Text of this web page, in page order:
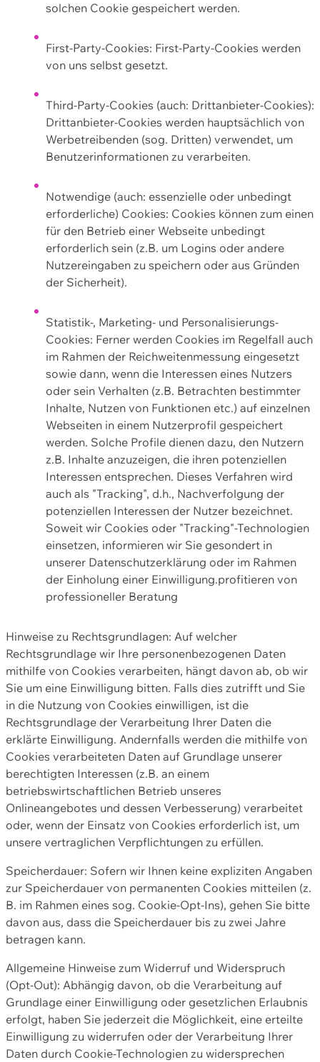
solchen Cookie gespeichert werden.
First-Party-Cookies: First-Party-Cookies werden
von uns selbst gesetzt.
Third-Party-Cookies (auch: Drittanbieter-Cookies):
Drittanbieter-Cookies werden hauptsächlich von
Werbetreibenden (sog. Dritten) verwendet, um
Benutzerinformationen zu verarbeiten.
Notwendige (auch: essenzielle oder unbedingt
erforderliche) Cookies: Cookies können zum einen
für den Betrieb einer Webseite unbedingt
erforderlich sein (z.B. um Logins oder andere
Nutzereingaben zu speichern oder aus Gründen
der Sicherheit).
Statistik-, Marketing- und Personalisierungs-
Cookies: Ferner werden Cookies im Regelfall auch
im Rahmen der Reichweitenmessung eingesetzt
sowie dann, wenn die Interessen eines Nutzers
oder sein Verhalten (z.B. Betrachten bestimmter
Inhalte, Nutzen von Funktionen etc.) auf einzelnen
Webseiten in einem Nutzerprofil gespeichert
werden. Solche Profile dienen dazu, den Nutzern
z.B. Inhalte anzuzeigen, die ihren potenziellen
Interessen entsprechen. Dieses Verfahren wird
auch als "Tracking", d.h., Nachverfolgung der
potenziellen Interessen der Nutzer bezeichnet.
Soweit wir Cookies oder "Tracking"-Technologien
einsetzen, informieren wir Sie gesondert in
unserer Datenschutzerklärung oder im Rahmen
der Einholung einer Einwilligung.profitieren von
professioneller Beratung
Hinweise zu Rechtsgrundlagen: Auf welcher
Rechtsgrundlage wir Ihre personenbezogenen Daten
mithilfe von Cookies verarbeiten, hängt davon ab, ob wir
Sie um eine Einwilligung bitten. Falls dies zutrifft und Sie
in die Nutzung von Cookies einwilligen, ist die
Rechtsgrundlage der Verarbeitung Ihrer Daten die
erklärte Einwilligung. Andernfalls werden die mithilfe von
Cookies verarbeiteten Daten auf Grundlage unserer
berechtigten Interessen (z.B. an einem
betriebswirtschaftlichen Betrieb unseres
Onlineangebotes und dessen Verbesserung) verarbeitet
oder, wenn der Einsatz von Cookies erforderlich ist, um
unsere vertraglichen Verpflichtungen zu erfüllen.
Speicherdauer: Sofern wir Ihnen keine expliziten Angaben
zur Speicherdauer von permanenten Cookies mitteilen (z.
B. im Rahmen eines sog. Cookie-Opt-Ins), gehen Sie bitte
davon aus, dass die Speicherdauer bis zu zwei Jahre
betragen kann.
Allgemeine Hinweise zum Widerruf und Widerspruch
(Opt-Out): Abhängig davon, ob die Verarbeitung auf
Grundlage einer Einwilligung oder gesetzlichen Erlaubnis
erfolgt, haben Sie jederzeit die Möglichkeit, eine erteilte
Einwilligung zu widerrufen oder der Verarbeitung Ihrer
Daten durch Cookie-Technologien zu widersprechen